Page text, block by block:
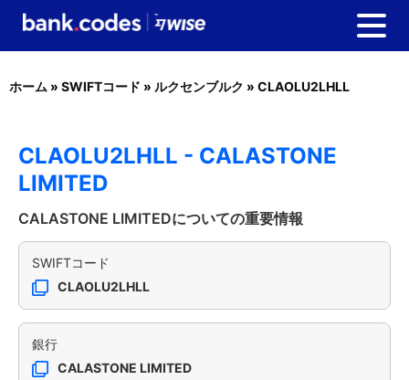
ホーム » SWIFTコード » ルクセンブルク » CLAOLU2LHLL
CLAOLU2LHLL - CALASTONE
LIMITED
CALASTONE LIMITEDについての重要情報
SWIFTコード
CLAOLU2LHLL
銀行
CALASTONE LIMITED